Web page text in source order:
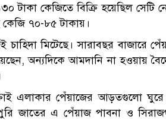
টাকা কেজিতে বিক্রি হয়েছিল সেটি
৭০-৮৫ টাকায়।
মিটেছে। সারাবছর বাজারে
অন্যদিকে আমদানি না হওয়ায়
এলাকার পেঁয়াজের আড়তগুলো ঘুরে
জাতের এ পেঁয়াজ পাবনা ও